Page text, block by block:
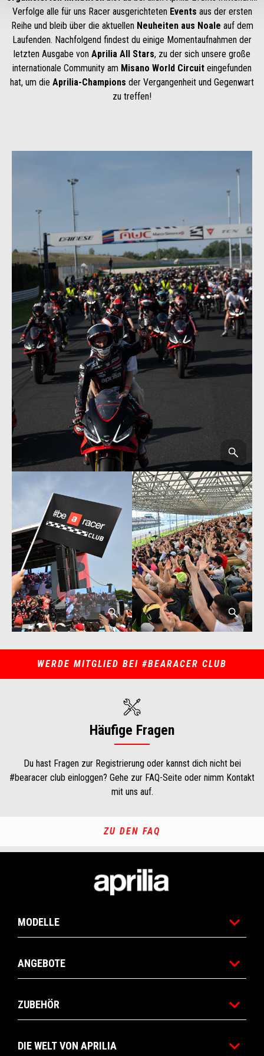
Verfolge alle für uns Racer ausgerichteten Events aus der ersten
Reihe und bleib über die aktuellen Neuheiten aus Noale auf dem
Laufenden. Nachfolgend findest du einige Momentaufnahmen der
letzten Ausgabe von Aprilia All Stars, zu der sich unsere große
internationale Community am Misano World Circuit eingefunden
hat, um die Aprilia-Champions der Vergangenheit und Gegenwart
zu treffen!
WERDE MITGLIED BEI #BEARACER CLUB
Häufige Fragen
Du hast Fragen zur Registrierung oder kannst dich nicht bei
#bearacer club einloggen? Gehe zur FAQ-Seite oder nimm Kontakt
mit uns auf.
ZU DEN FAQ
MODELLE
ANGEBOTE
ZUBEHÖR
DIE WELT VON APRILIA